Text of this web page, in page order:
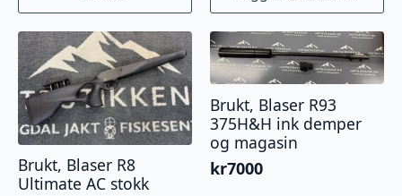
Brukt, Blaser R8
Ultimate AC stokk
Brukt, Blaser R93
375H&H ink demper
og magasin
kr7000